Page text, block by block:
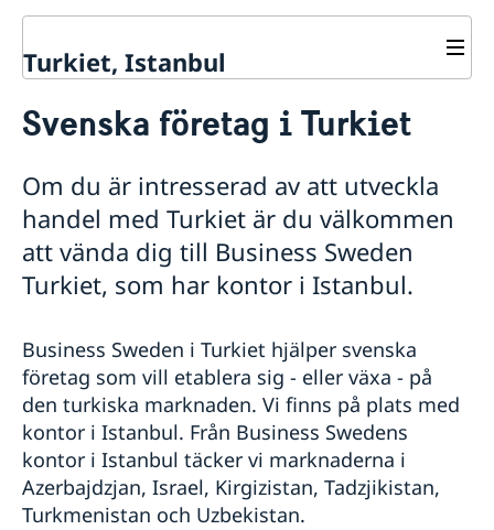
Turkiet, Istanbul
Om oss
GDPR
Vi är en resurs för svenska företag
Team Sweden
Så kan du få stöd
Svenska företag i Turkiet
Anmäl handelshinder
Svenska företag i Turkiet
Om du är intresserad av att utveckla
handel med Turkiet är du välkommen
att vända dig till Business Sweden
Turkiet, som har kontor i Istanbul.
Business Sweden i Turkiet hjälper svenska
företag som vill etablera sig - eller växa - på
den turkiska marknaden. Vi finns på plats med
kontor i Istanbul. Från Business Swedens
kontor i Istanbul täcker vi marknaderna i
Azerbajdzjan, Israel, Kirgizistan, Tadzjikistan,
Turkmenistan och Uzbekistan.